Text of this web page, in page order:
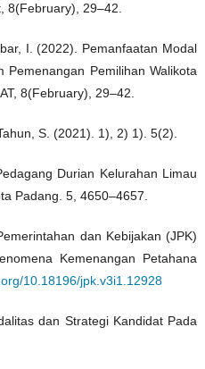
8(February), 29–42.
I. (2022). Pemanfaatan Modal
Pemilihan Walikota
8(February), 29–42.
S. (2021). 1), 2) 1). 5(2).
Durian Kelurahan Limau
Padang. 5, 4650–4657.
dan Kebijakan (JPK)
Kemenangan Petahana
10.18196/jpk.v3i1.12928
dan Strategi Kandidat Pada